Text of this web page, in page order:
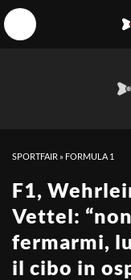
SPORTFAIR » FORMULA 1
F1,
Vettel:
fermarmi,
il cibo in